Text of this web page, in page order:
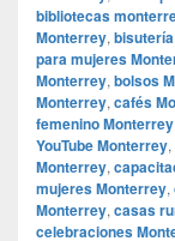
bibliotecas
Monterrey,
para mujeres
Monterrey, bolsos
Monterrey, cafés
femenino Monterrey
YouTube Monterrey,
Monterrey,
mujeres Monterrey,
Monterrey, casas
celebraciones